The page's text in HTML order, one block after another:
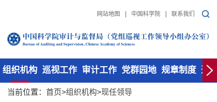
网站地图 中国科学院 联系我们
组织机构 巡视工作 审计工作 党群园地 规章制度 通
当前位置： 首页>组织机构>现任领导